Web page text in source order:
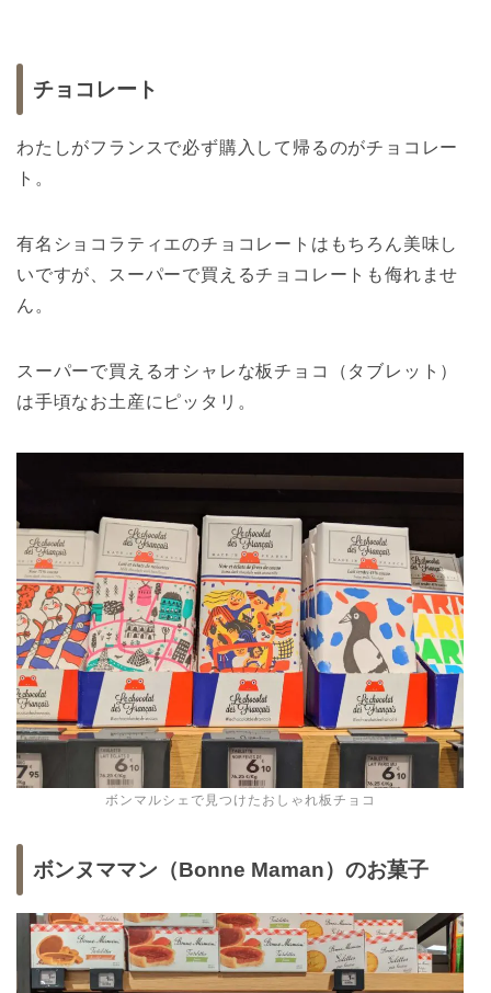
チョコレート
わたしがフランスで必ず購入して帰るのがチョコレー
ト。
有名ショコラティエのチョコレートはもちろん美味し
いですが、スーパーで買えるチョコレートも侮れませ
ん。
スーパーで買えるオシャレな板チョコ（タブレット）
は手頃なお土産にピッタリ。
ボンマルシェで見つけたおしゃれ板チョコ
ボンヌママン（Bonne Maman）のお菓子